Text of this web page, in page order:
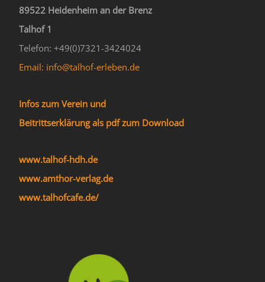
89522 Heidenheim an der Brenz
Talhof 1
Telefon: +49(0)7321-3424024
Email: info@talhof-erleben.de
Infos zum Verein und
Beitrittserklärung als pdf zum Download
www.talhof-hdh.de
www.amthor-verlag.de
www.talhofcafe.de/